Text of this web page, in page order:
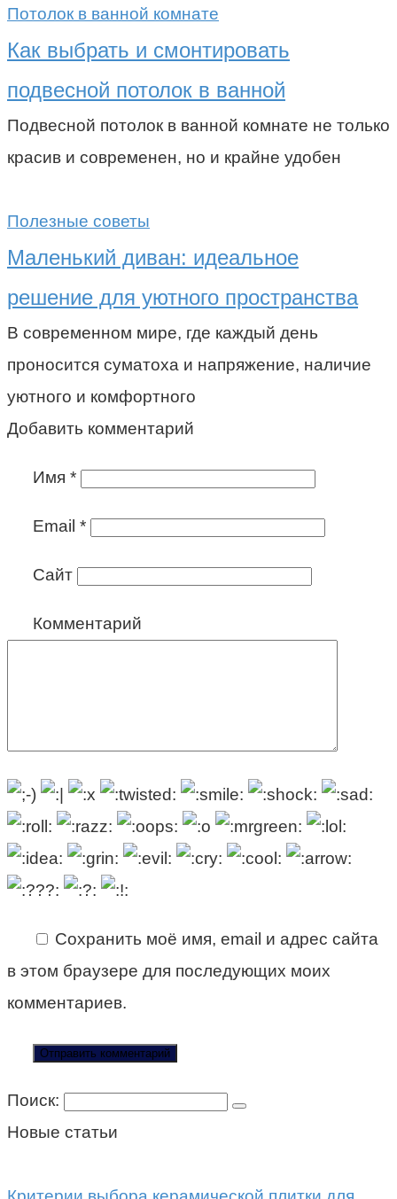
Потолок в ванной комнате
Как выбрать и смонтировать
подвесной потолок в ванной
Подвесной потолок в ванной комнате не только
красив и современен, но и крайне удобен
Полезные советы
Маленький диван: идеальное
решение для уютного пространства
В современном мире, где каждый день
проносится суматоха и напряжение, наличие
уютного и комфортного
Добавить комментарий
Имя *
Email *
Сайт
Комментарий
Сохранить моё имя, email и адрес сайта
в этом браузере для последующих моих
комментариев.
Поиск:
Новые статьи